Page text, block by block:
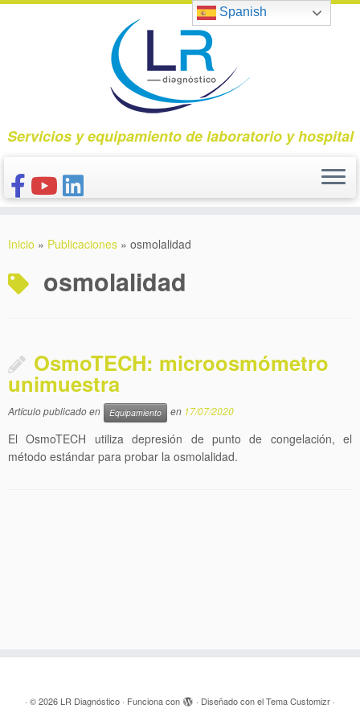
Saltar
Servicios y equipamiento de laboratorio y hospital
CONÓCENOS
NUESTROS PRODUCTOS
Inicio » Publicaciones » osmolalidad
osmolalidad
OsmoTECH: microosmómetro
unimuestra
Artículo publicado en Equipamiento en 17/07/2020
El OsmoTECH utiliza depresión de punto de congelación, el
método estándar para probar la osmolalidad.
· © 2026 LR Diagnóstico · Funciona con · Diseñado con elTema Customizr ·
Spanish